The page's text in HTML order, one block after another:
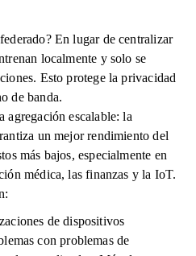
En lugar de centralizar
localmente y solo se
Esto protege la privacidad
de banda.
agregación escalable: la
un mejor rendimiento del
más bajos, especialmente en
médica, las finanzas y la IoT.
de dispositivos
con problemas de